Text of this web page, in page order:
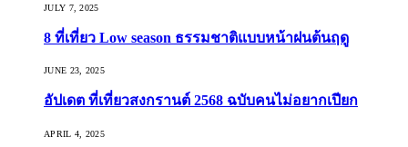
JULY 7, 2025
8 ที่เที่ยว Low season ธรรมชาติแบบหน้าฝนต้นฤดู️
JUNE 23, 2025
อัปเดต ที่เที่ยวสงกรานต์ 2568 ฉบับคนไม่อยากเปียก
APRIL 4, 2025